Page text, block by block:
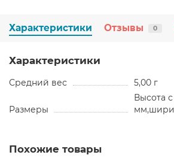
Характеристики Отзывы 0
Характеристики
Средний вес 5,00 г
Размеры
Высота
Похожие товары